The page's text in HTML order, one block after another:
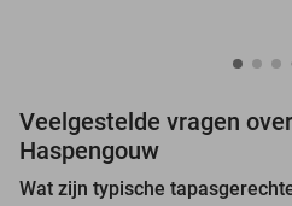
Veelgestelde vragen
Haspengouw
Wat zijn typische